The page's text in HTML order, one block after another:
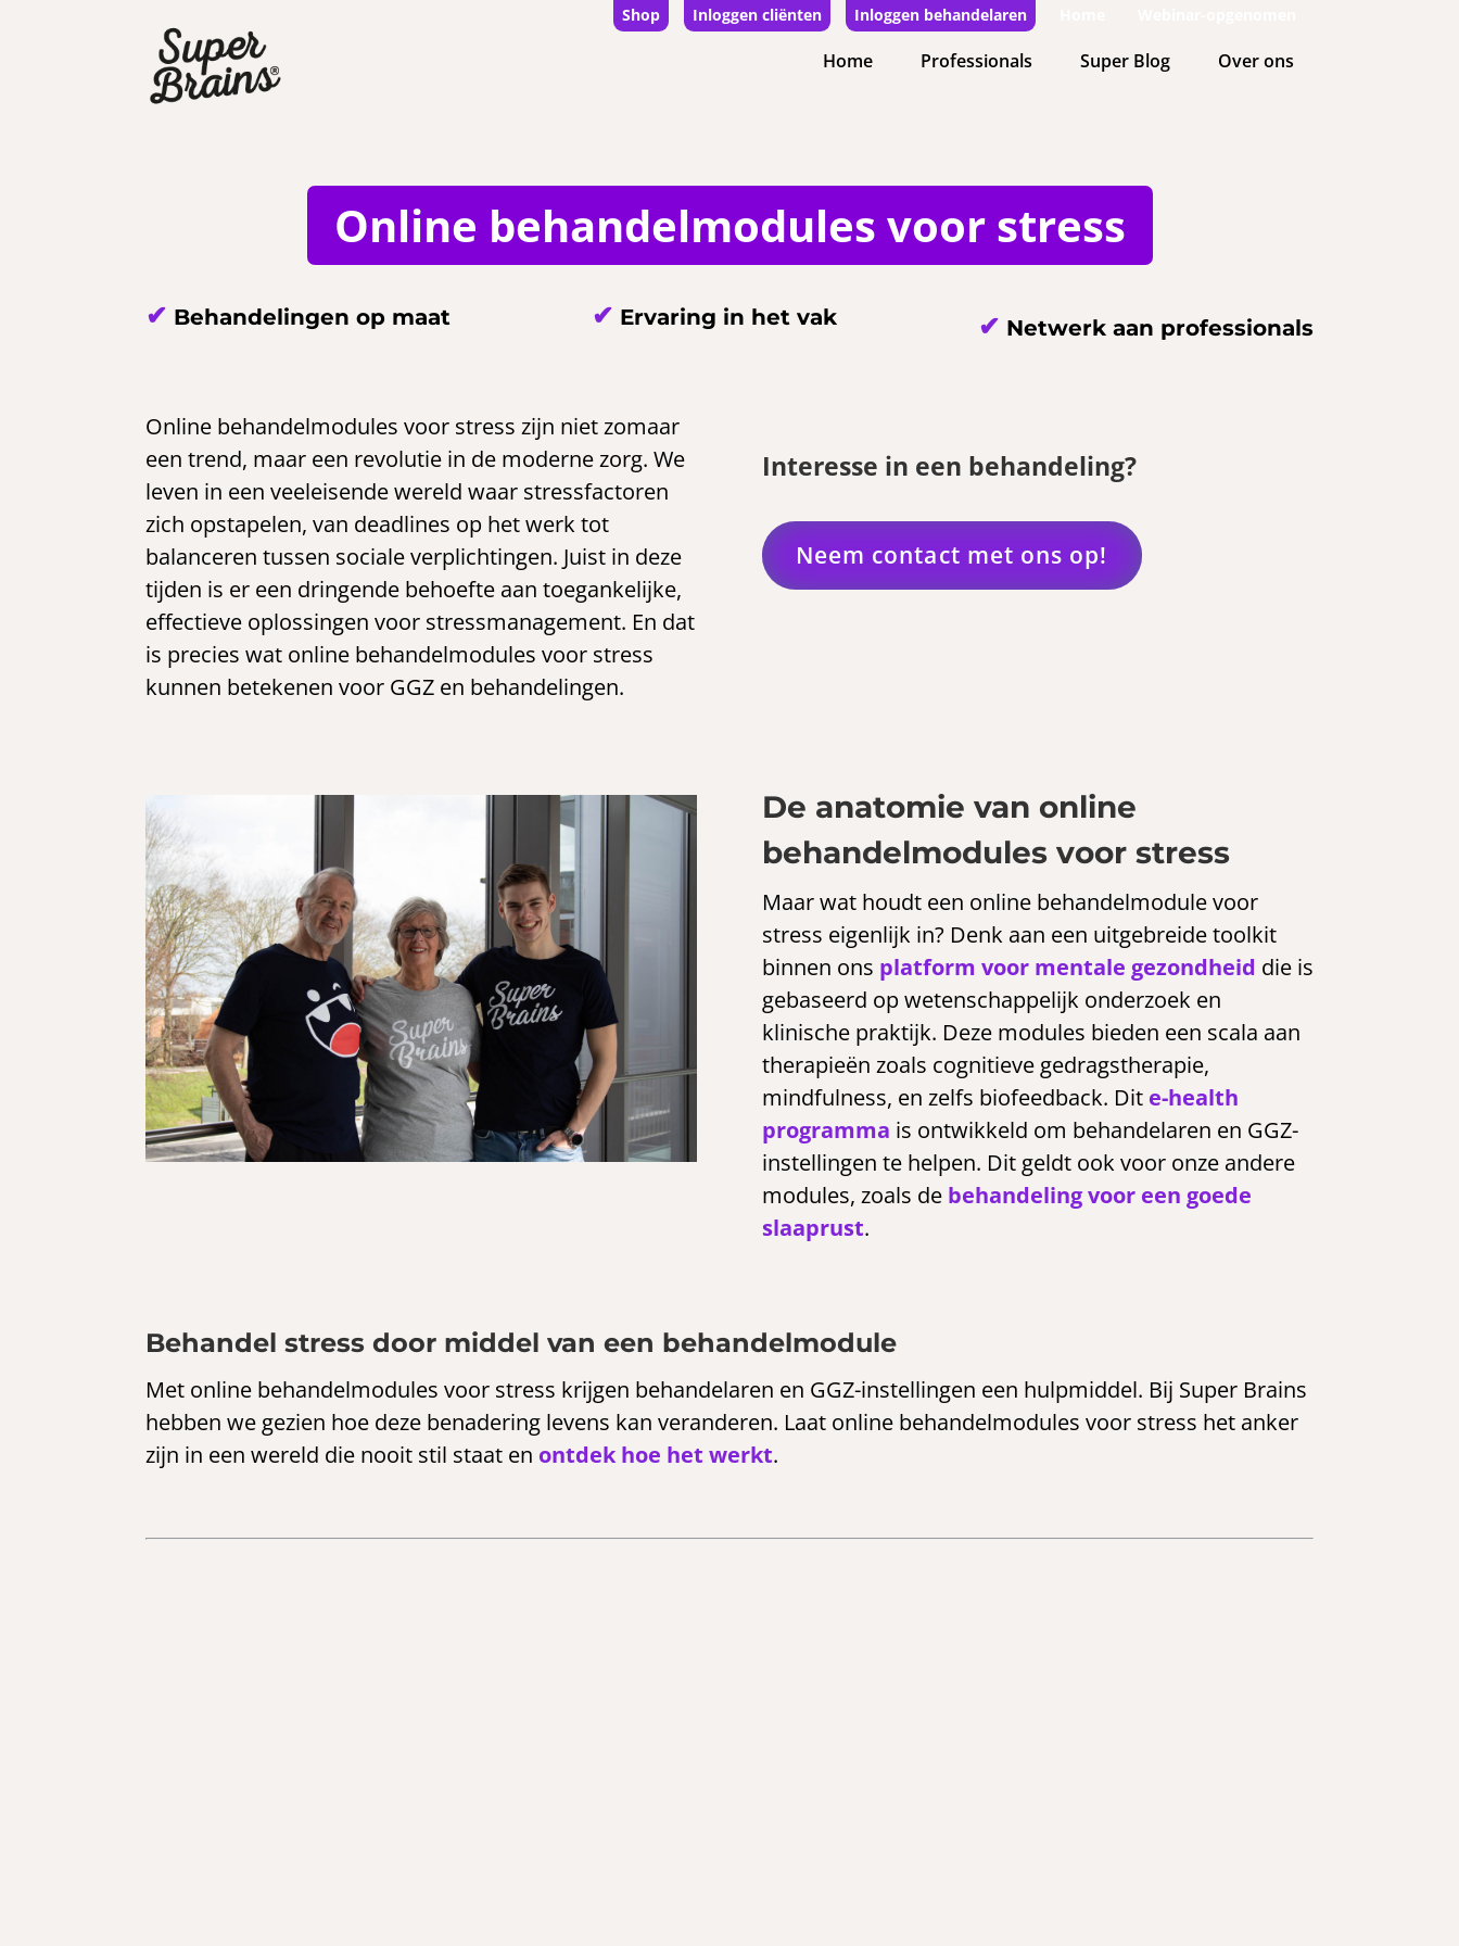
Shop Inloggen cliënten Inloggen behandelaren
Home Professionals Super Blog Over ons
Online behandelmodules voor stress
✔ Behandelingen op maat ✔ Ervaring in het vak ✔ Netwerk aan professionals
Online behandelmodules voor stress zijn niet zomaar
een trend, maar een revolutie in de moderne zorg. We
leven in een veeleisende wereld waar stressfactoren
zich opstapelen, van deadlines op het werk tot
balanceren tussen sociale verplichtingen. Juist in deze
tijden is er een dringende behoefte aan toegankelijke,
effectieve oplossingen voor stressmanagement. En dat
is precies wat online behandelmodules voor stress
kunnen betekenen voor GGZ en behandelingen.
Interesse in een behandeling?
Neem contact met ons op!
De anatomie van online
behandelmodules voor stress
Maar wat houdt een online behandelmodule voor
stress eigenlijk in? Denk aan een uitgebreide toolkit
binnen ons platform voor mentale gezondheid die is
gebaseerd op wetenschappelijk onderzoek en
klinische praktijk. Deze modules bieden een scala aan
therapieën zoals cognitieve gedragstherapie,
mindfulness, en zelfs biofeedback. Dit e-health
programma is ontwikkeld om behandelaren en GGZ-
instellingen te helpen. Dit geldt ook voor onze andere
modules, zoals de behandeling voor een goede
slaaprust.
Behandel stress door middel van een behandelmodule
Met online behandelmodules voor stress krijgen behandelaren en GGZ-instellingen een hulpmiddel. Bij Super Brains
hebben we gezien hoe deze benadering levens kan veranderen. Laat online behandelmodules voor stress het anker
zijn in een wereld die nooit stil staat en ontdek hoe het werkt.